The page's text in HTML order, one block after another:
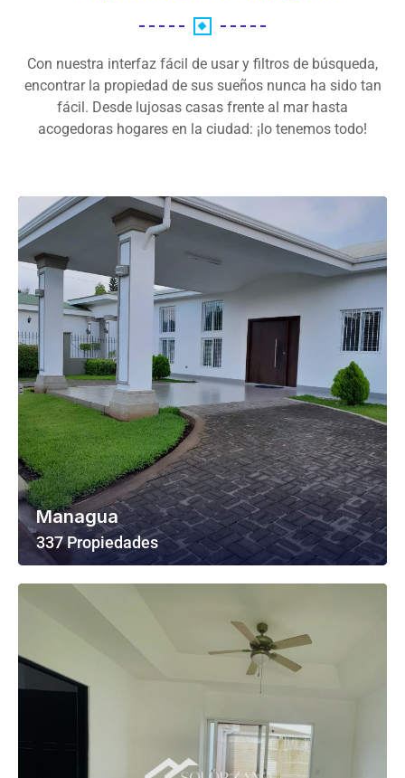
Con nuestra interfaz fácil de usar y filtros de búsqueda,
encontrar la propiedad de sus sueños nunca ha sido tan
fácil. Desde lujosas casas frente al mar hasta
acogedoras hogares en la ciudad: ¡lo tenemos todo!
Managua
337 Propiedades
Ver Todas Las Propiedades